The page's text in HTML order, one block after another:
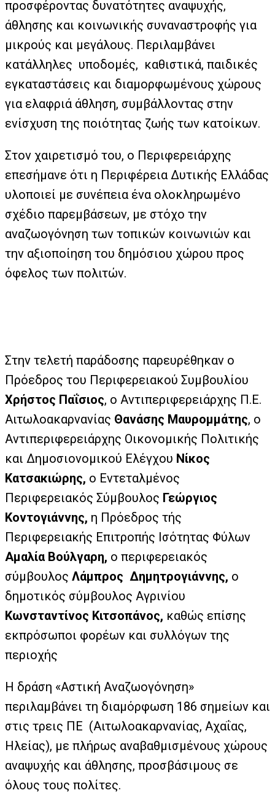
προσφέροντας δυνατότητες αναψυχής,
άθλησης και κοινωνικής συναναστροφής για
μικρούς και μεγάλους. Περιλαμβάνει
κατάλληλες υποδομές, καθιστικά, παιδικές
εγκαταστάσεις και διαμορφωμένους χώρους
για ελαφριά άθληση, συμβάλλοντας στην
ενίσχυση της ποιότητας ζωής των κατοίκων.
Στον χαιρετισμό του, ο Περιφερειάρχης
επεσήμανε ότι η Περιφέρεια Δυτικής Ελλάδας
υλοποιεί με συνέπεια ένα ολοκληρωμένο
σχέδιο παρεμβάσεων, με στόχο την
αναζωογόνηση των τοπικών κοινωνιών και
την αξιοποίηση του δημόσιου χώρου προς
όφελος των πολιτών.
Στην τελετή παράδοσης παρευρέθηκαν ο
Πρόεδρος του Περιφερειακού Συμβουλίου
Χρήστος Παΐσιος, ο Αντιπεριφερειάρχης Π.Ε.
Αιτωλοακαρνανίας Θανάσης Μαυρομμάτης, ο
Αντιπεριφερειάρχης Οικονομικής Πολιτικής
και Δημοσιονομικού Ελέγχου Νίκος
Κατσακιώρης, ο Εντεταλμένος
Περιφερειακός Σύμβουλος Γεώργιος
Κοντογιάννης, η Πρόεδρος τής
Περιφερειακής Επιτροπής Ισότητας Φύλων
Αμαλία Βούλγαρη, ο περιφερειακός
σύμβουλος Λάμπρος Δημητρογιάννης, ο
δημοτικός σύμβουλος Αγρινίου
Κωνσταντίνος Κιτσοπάνος, καθώς επίσης
εκπρόσωποι φορέων και συλλόγων της
περιοχής
Η δράση «Αστική Αναζωογόνηση»
περιλαμβάνει τη διαμόρφωση 186 σημείων και
στις τρεις ΠΕ (Αιτωλοακαρνανίας, Αχαΐας,
Ηλείας), με πλήρως αναβαθμισμένους χώρους
αναψυχής και άθλησης, προσβάσιμους σε
όλους τους πολίτες.